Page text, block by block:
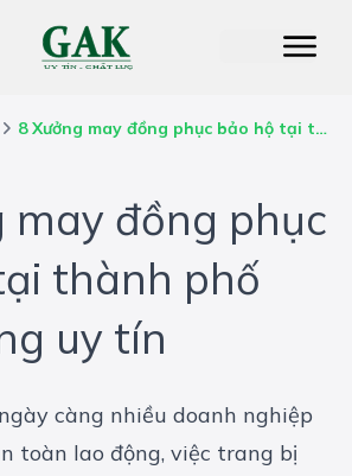
8 Xưởng may đồng phục bảo hộ tại thành phố Bắc Giang uy tín
may đồng phục
thành phố
uy tín
càng nhiều doanh nghiệp
toàn lao động, việc trang bị